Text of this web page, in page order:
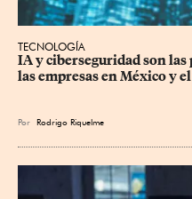
TECNOLOGÍA
IA y ciberseguridad son
las empresas en México y
Por Rodrigo Riquelme